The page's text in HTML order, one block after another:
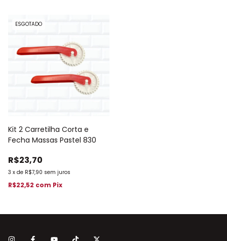
ESGOTADO
Kit 2 Carretilha Corta e
Fecha Massas Pastel 830
R$23,70
3 x de R$7,90 sem juros
R$22,52 com Pix